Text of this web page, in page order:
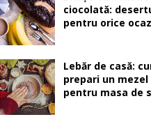
ciocolată:
pentru orice
Lebăr de casă:
prepari un
pentru masa de